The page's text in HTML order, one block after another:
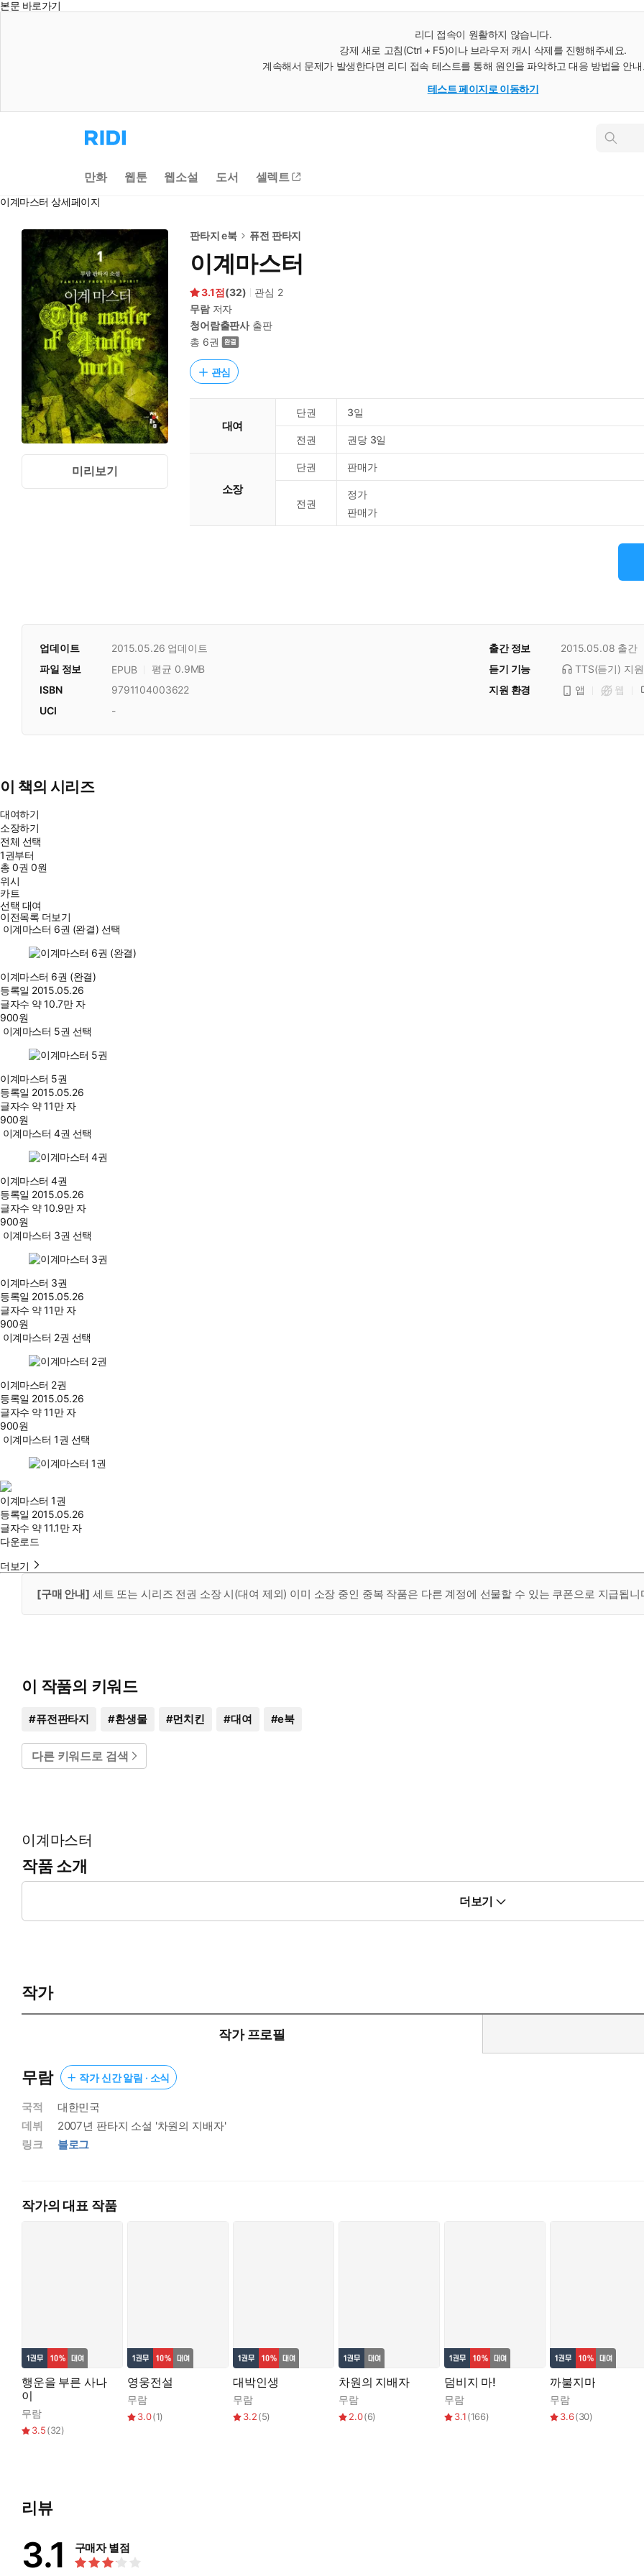
본문 바로가기
리디 접속이 원활하지 않습니다.
강제 새로 고침(Ctrl + F5)이나 브라우저 캐시 삭제를 진행해주세요.
계속해서 문제가 발생한다면 리디 접속 테스트를 통해 원인을 파악하고 대응 방법을 안
테스트 페이지로 이동하기
리
디
으
로
동
인
만화 웹툰 웹소설 도서 셀렉트
이계마스터 상세페이지
미리보기
판타지 e북 퓨전 판타지
이계마스터
3.1 (32) 관심 2
무람저자
청어람출판사출판
총 6권
관심
대여
단권 3일
전권 권당 3일
소장
단권 판매가
전권
정가
판매가
업데이트 2015.05.26 업데이트 출간 정보 2015.05.08 출간
듣기 기능
TTS(듣기) 지원
파일 정보 EPUB
평균 0.9MB
지원 환경
앱 웹
ISBN
9791104003622
UCI
-
이 책의 시리즈
대여하기
소장하기
전체 선택
1권부터
총0권 0원
위시
카트
선택 대여
이전목록 더보기
이계마스터 6권 (완결) 선택
이계마스터 6권 (완결)
등록일 2015.05.26
글자수 약 10.7만 자
900원
이계마스터 5권 선택
이계마스터 5권
등록일 2015.05.26
글자수 약 11만 자
900원
이계마스터 4권 선택
이계마스터 4권
등록일 2015.05.26
글자수 약 10.9만 자
900원
이계마스터 3권 선택
이계마스터 3권
등록일 2015.05.26
글자수 약 11만 자
900원
이계마스터 2권 선택
이계마스터 2권
등록일 2015.05.26
글자수 약 11만 자
900원
이계마스터 1권 선택
이계마스터 1권
등록일 2015.05.26
글자수 약 11.1만 자
다운로드
더보기
[구매 안내] 세트 또는 시리즈 전권 소장 시(대여 제외) 이미 소장 중인 중복 작품은 다른 계정에 선물할 수 있는 쿠폰으로 지급됩니
이 작품의 키워드
#퓨전판타지 #환생물 #먼치킨 #대여 #e북
다른 키워드로 검색
이계마스터
작품 소개
그저 여행을 다니며 순탄한 삶을 살고 싶었던 그, 세인트. 그러나 그를 따르는 특별한 인연들이 그를 내버려두지 않는다. 오로지 강한
더보기
작가
작가 프로필
무람 작가 신간 알림 · 소식
국적
대한민국
데뷔
2007년 판타지 소설 '차원의 지배자'
링크
블로그
작가의 대표 작품
행운을 부른 사나
이
무람
3.5(32)
영웅전설
무람
3.0(1)
대박인생
무람
3.2(5)
차원의 지배자
무람
2.0(6)
덤비지 마!
무람
3.1(166)
까불지마
무람
3.6(30)
리뷰
3.1 구매자 별점